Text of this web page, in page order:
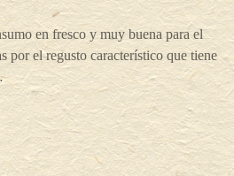
en fresco y muy buena para el
por el regusto característico que tiene